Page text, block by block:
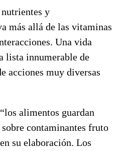
y
más allá de las vitaminas
Una vida
lista innumerable de
acciones muy diversas
alimentos guardan
contaminantes fruto
su elaboración. Los